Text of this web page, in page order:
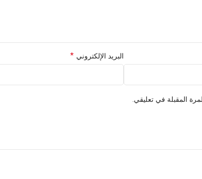
البريد الإلكتروني *
المقبلة في تعليقي.